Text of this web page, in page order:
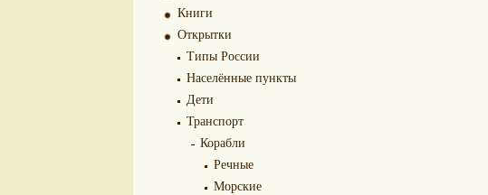
Книги
Открытки
Типы России
Населённые пункты
Дети
Транспорт
Корабли
Речные
Морские